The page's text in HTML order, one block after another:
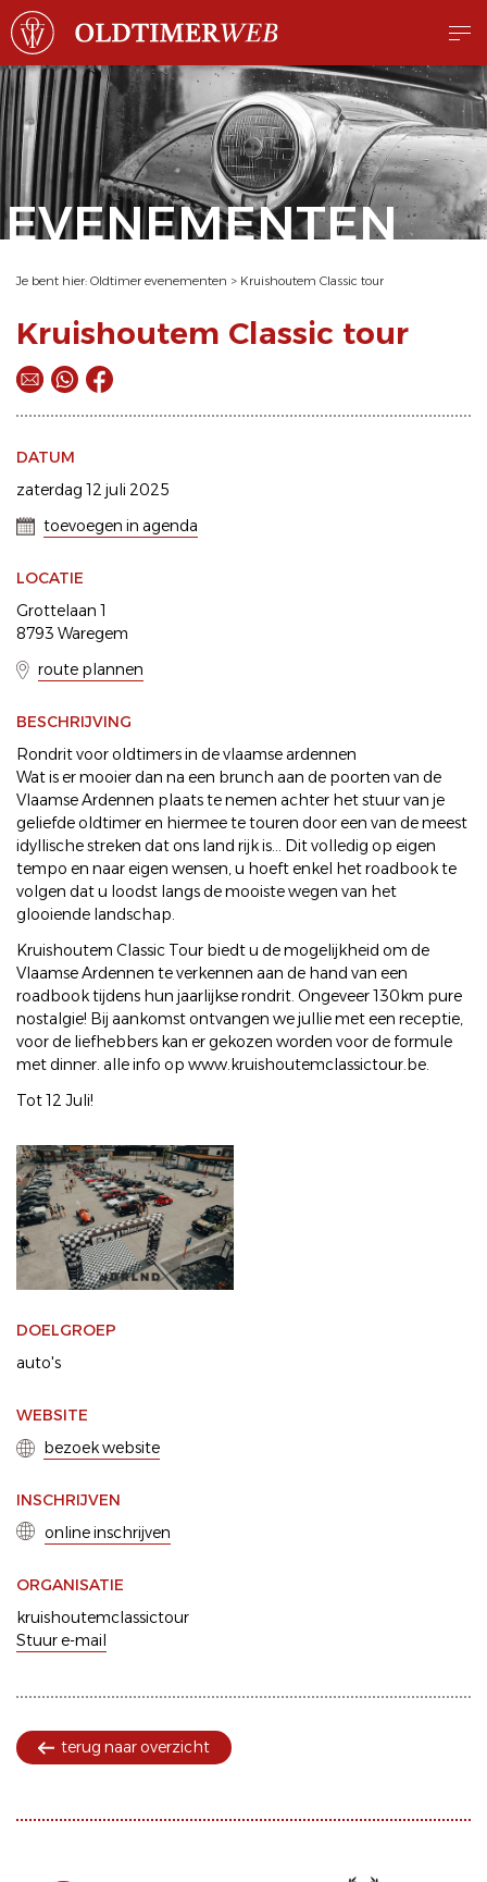
EVENEMENTEN
Je bent hier: Oldtimer evenementen > Kruishoutem Classic tour
Kruishoutem Classic tour
DATUM
zaterdag 12 juli 2025
toevoegen in agenda
LOCATIE
Grottelaan 1
8793 Waregem
route plannen
BESCHRIJVING
Rondrit voor oldtimers in de vlaamse ardennen
Wat is er mooier dan na een brunch aan de poorten van de
Vlaamse Ardennen plaats te nemen achter het stuur van je
geliefde oldtimer en hiermee te touren door een van de meest
idyllische streken dat ons land rijk is... Dit volledig op eigen
tempo en naar eigen wensen, u hoeft enkel het roadbook te
volgen dat u loodst langs de mooiste wegen van het
glooiende landschap.
Kruishoutem Classic Tour biedt u de mogelijkheid om de
Vlaamse Ardennen te verkennen aan de hand van een
roadbook tijdens hun jaarlijkse rondrit. Ongeveer 130km pure
nostalgie! Bij aankomst ontvangen we jullie met een receptie,
voor de liefhebbers kan er gekozen worden voor de formule
met dinner. alle info op www.kruishoutemclassictour.be.
Tot 12 Juli!
DOELGROEP
auto's
WEBSITE
bezoek website
INSCHRIJVEN
online inschrijven
ORGANISATIE
kruishoutemclassictour
Stuur e-mail
terug naar overzicht